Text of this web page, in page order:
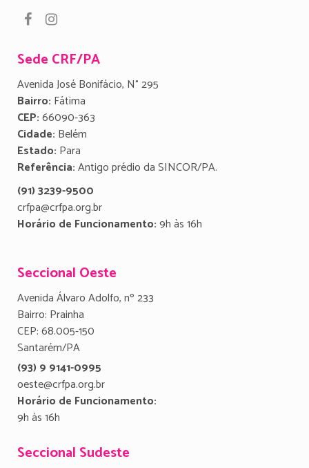
Sede CRF/PA
Avenida José Bonifácio, N° 295
Bairro: Fátima
CEP:66090-363
Cidade: Belém
Estado: Para
Referência:Antigo prédio da SINCOR/PA.
(91) 3239-9500
crfpa@crfpa.org.br
Horário de Funcionamento:9h às 16h
Seccional Oeste
Avenida Álvaro Adolfo, nº 233
Bairro: Prainha
CEP: 68.005-150
Santarém/PA
(93) 9 9141-0995
oeste@crfpa.org.br
Horário de Funcionamento:
9h às 16h
Seccional Sudeste